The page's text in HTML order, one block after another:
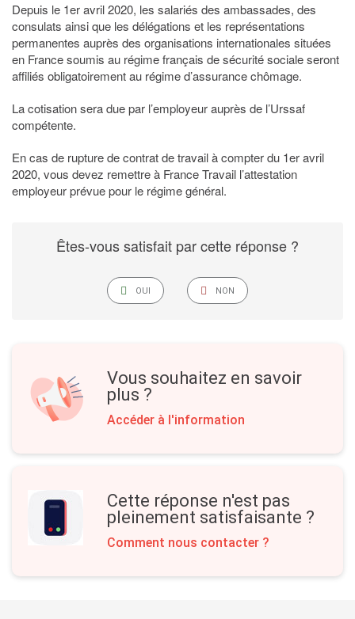
Depuis le 1er avril 2020, les salariés des ambassades, des
consulats ainsi que les délégations et les représentations
permanentes auprès des organisations internationales situées
en France soumis au régime français de sécurité sociale seront
affiliés obligatoirement au régime d’assurance chômage.
La cotisation sera due par l’employeur auprès de l’Urssaf
compétente.
En cas de rupture de contrat de travail à compter du 1er avril
2020, vous devez remettre à France Travail l’attestation
employeur prévue pour le régime général.
Êtes-vous satisfait par cette réponse ?
OUI
SUIS
NON LABELNEGATIVESRONLY
Vous souhaitez en savoir
plus ?
Accéder à l'information
Cette réponse n'est pas
pleinement satisfaisante ?
Comment nous contacter ?